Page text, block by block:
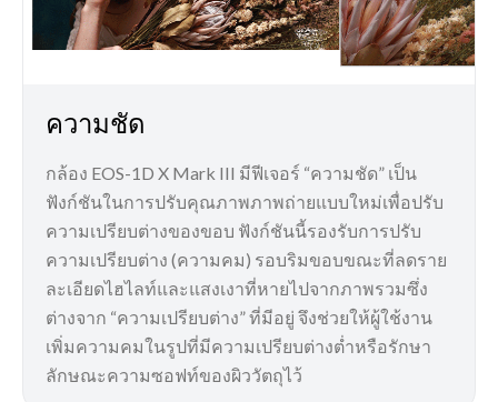
ความชัด
กล้อง EOS-1D X Mark III มีฟีเจอร์ “ความชัด” เป็น
ฟังก์ชันในการปรับคุณภาพภาพถ่ายแบบใหม่เพื่อปรับ
ความเปรียบต่างของขอบ ฟังก์ชันนี้รองรับการปรับ
ความเปรียบต่าง (ความคม) รอบริมขอบขณะที่ลดราย
ละเอียดไฮไลท์และแสงเงาที่หายไปจากภาพรวมซึ่ง
ต่างจาก “ความเปรียบต่าง” ที่มีอยู่ จึงช่วยให้ผู้ใช้งาน
เพิ่มความคมในรูปที่มีความเปรียบต่างต่ำหรือรักษา
ลักษณะความซอฟท์ของผิววัตถุไว้